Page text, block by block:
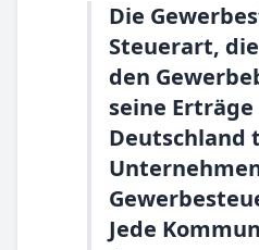
Die
Steuerart,
den
seine
Deutschland
Jede